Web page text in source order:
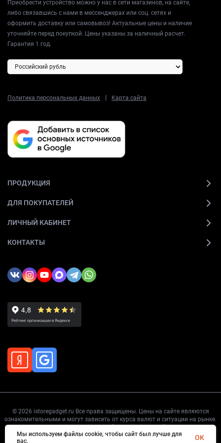
Приобрести устройство можно у нас в сети магазинов, на сайте,
либо связавшись с нами в мессенджерах или соц. сетях и
оформить доставку или самовывоз! Актуальные цены и наличие
уточняйте перед покупкой. Цены указаны за наличный расчет.
Гарантия 1 год.
Политика персональных данных | Карта сайта
ПРОДУКЦИЯ
ДЛЯ ПОКУПАТЕЛЕЙ
ЛИЧНЫЙ КАБИНЕТ
КОНТАКТЫ
© 2026 istoregadget.ru Все права защищены. Цены на сайте являются
ознакомительными и могут зависеть от курса валют и ситуации на рынке.
Точную цену уточняйте перед покупкой.
Мы используем файлы cookie, чтобы сайт был лучше для
вас.
OK